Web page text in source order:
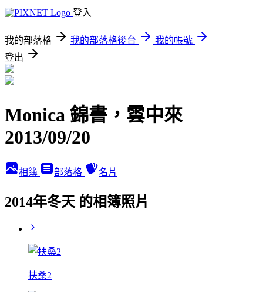
登入
我的部落格 我的部落格後台
我的帳號
登出
Monica 錦書，雲中來
2013/09/20
相簿 部落格 名片
2014年冬天 的相簿照片
扶桑2